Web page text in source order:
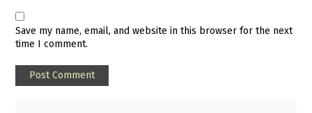
Save my name, email, and website in this browser for the next
time I comment.